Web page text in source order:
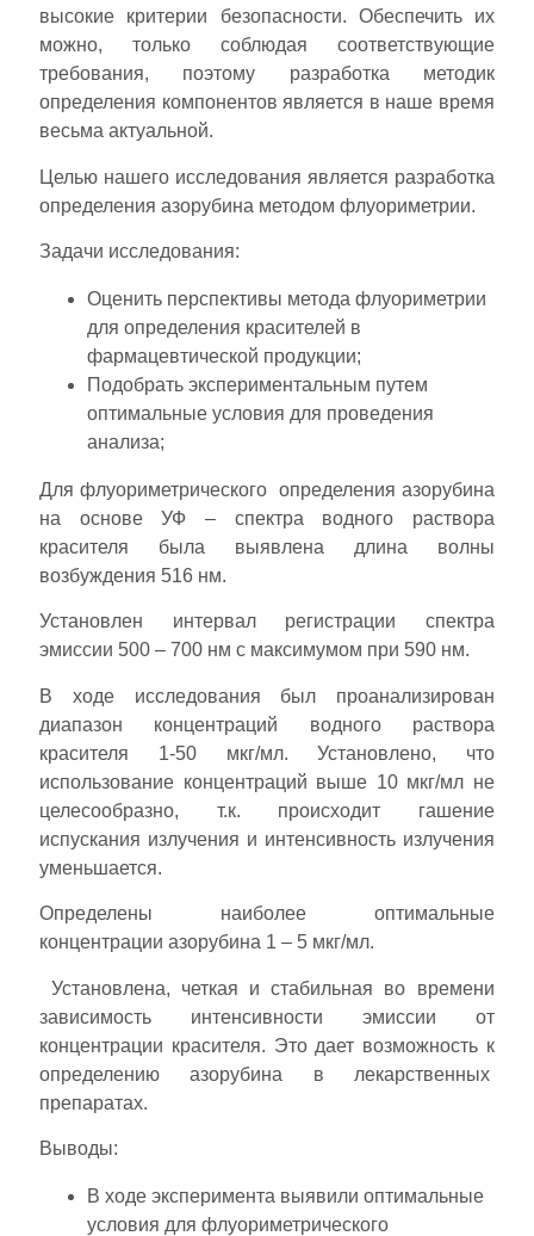
высокие критерии безопасности. Обеспечить их
можно, только соблюдая соответствующие
требования, поэтому разработка методик
определения компонентов является в наше время
весьма актуальной.
Целью нашего исследования является разработка
определения азорубина методом флуориметрии.
Задачи исследования:
Оценить перспективы метода флуориметрии
для определения красителей в
фармацевтической продукции;
Подобрать экспериментальным путем
оптимальные условия для проведения
анализа;
Для флуориметрического определения азорубина
на основе УФ – спектра водного раствора
красителя была выявлена длина волны
возбуждения 516 нм.
Установлен интервал регистрации спектра
эмиссии 500 – 700 нм с максимумом при 590 нм.
В ходе исследования был проанализирован
диапазон концентраций водного раствора
красителя 1-50 мкг/мл. Установлено, что
использование концентраций выше 10 мкг/мл не
целесообразно, т.к. происходит гашение
испускания излучения и интенсивность излучения
уменьшается.
Определены наиболее оптимальные
концентрации азорубина 1 – 5 мкг/мл.
Установлена, четкая и стабильная во времени
зависимость интенсивности эмиссии от
концентрации красителя. Это дает возможность к
определению азорубина в лекарственных
препаратах.
Выводы:
В ходе эксперимента выявили оптимальные
условия для флуориметрического